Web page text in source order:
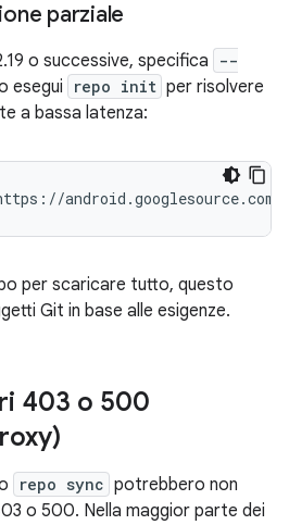
parziale
o successive, specifica
--
esegui repo init per risolvere
a bassa latenza:
per scaricare tutto, questo
Git in base alle esigenze.
403 o 500
repo sync potrebbero non
o 500. Nella maggior parte dei